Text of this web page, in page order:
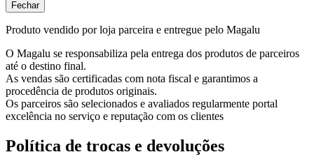
Fechar
Produto vendido por loja parceira e entregue pelo Magalu
O Magalu se responsabiliza pela entrega dos produtos de parceiros
até o destino final.
As vendas são certificadas com nota fiscal e garantimos a
procedência de produtos originais.
Os parceiros são selecionados e avaliados regularmente portal
excelência no serviço e reputação com os clientes
Política de trocas e devoluções